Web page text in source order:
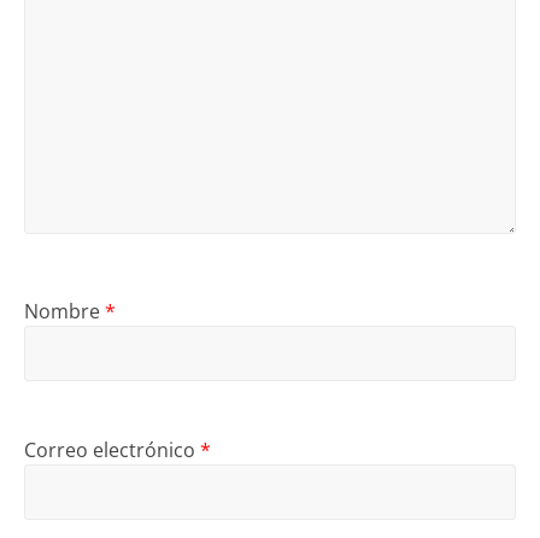
Nombre*
Correo electrónico *